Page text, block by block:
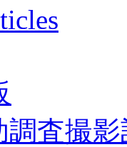
調査撮